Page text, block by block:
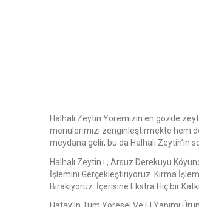
Halhalı Zeytin Yöremizin en gözde
menülerimizi zenginleştirmekte hem
meydana gelir, bu da Halhalı Zeytin’in
Halhalı Zeytin i , Arsuz Derekuyu
İşlemini Gerçekleştiriyoruz. Kırma
Bırakıyoruz. İçerisine Ekstra Hiç bir